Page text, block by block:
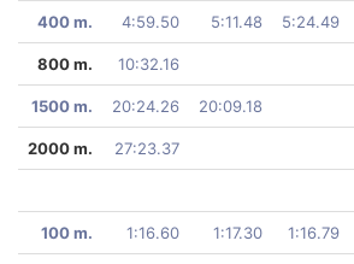
400 m. 4:59.50 5:11.48 5:24.49
800 m. 10:32.16
1500 m. 20:24.26 20:09.18
2000 m. 27:23.37
100 m. 1:16.60 1:17.30 1:16.79